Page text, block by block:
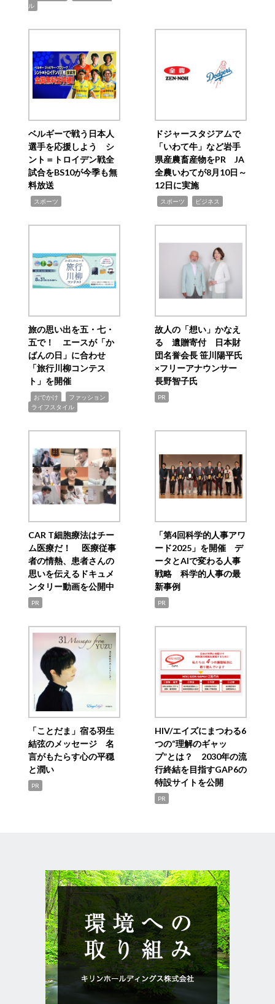
ル
ベルギーで戦う日本人
選手を応援しよう シ
ント＝トロイデン戦全
試合をBS10が今季も無
料放送
スポーツ
ドジャースタジアムで
「いわて牛」など岩手
県産農畜産物をPR JA
全農いわてが8月10日～
12日に実施
スポーツ ビジネス
旅の思い出を五・七・
五で！ エースが「か
ばんの日」に合わせ
「旅行川柳コンテス
ト」を開催
おでかけ ファッション
ライフスタイル
故人の「想い」かなえ
る 遺贈寄付 日本財
団名誉会長 笹川陽平氏
×フリーアナウンサー
長野智子氏
PR
CAR T細胞療法はチー
ム医療だ！ 医療従事
者の情熱、患者さんの
思いを伝えるドキュメ
ンタリー動画を公開中
PR
「第4回科学的人事アワ
ード2025」を開催 デ
ータとAIで変わる人事
戦略 科学的人事の最
新事例
PR
「ことだま」宿る羽生
結弦のメッセージ 名
言がもたらす心の平穏
と潤い
PR
HIV/エイズにまつわる6
つの“理解のギャッ
プ”とは？ 2030年の流
行終結を目指すGAP6の
特設サイトを公開
PR